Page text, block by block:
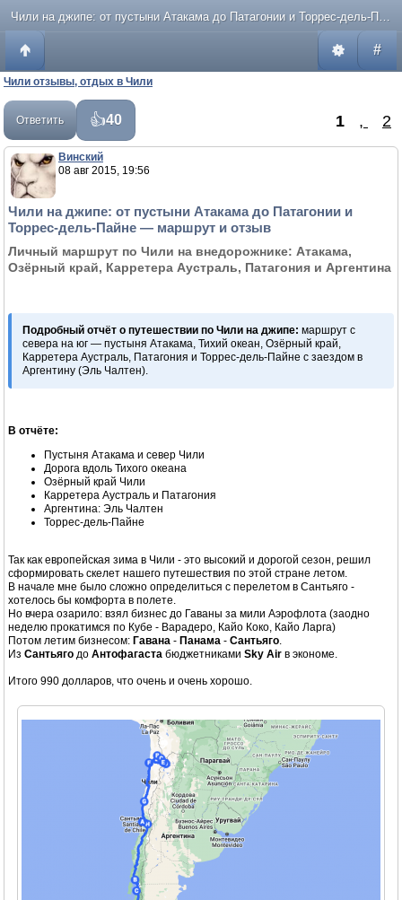
Чили на джипе: от пустыни Атакама до Патагонии и Торрес-дель-Пайне — маршрут и отзыв
#
Чили отзывы, отдых в Чили
Ответить 40 1 , 2
Винский
08 авг 2015, 19:56
Чили на джипе: от пустыни Атакама до Патагонии и
Торрес-дель-Пайне — маршрут и отзыв
Личный маршрут по Чили на внедорожнике: Атакама,
Озёрный край, Карретера Аустраль, Патагония и Аргентина
Подробный отчёт о путешествии по Чили на джипе: маршрут с
севера на юг — пустыня Атакама, Тихий океан, Озёрный край,
Карретера Аустраль, Патагония и Торрес-дель-Пайне с заездом в
Аргентину (Эль Чалтен).
В отчёте:
Пустыня Атакама и север Чили
Дорога вдоль Тихого океана
Озёрный край Чили
Карретера Аустраль и Патагония
Аргентина: Эль Чалтен
Торрес-дель-Пайне
Так как европейская зима в Чили - это высокий и дорогой сезон, решил
сформировать скелет нашего путешествия по этой стране летом.
В начале мне было сложно определиться с перелетом в Сантьяго -
хотелось бы комфорта в полете.
Но вчера озарило: взял бизнес до Гаваны за мили Аэрофлота (заодно
неделю прокатимся по Кубе - Варадеро, Кайо Коко, Кайо Ларга)
Потом летим бизнесом: Гавана - Панама - Сантьяго.
Из Сантьяго до Антофагаста бюджетниками Sky Air в экономе.
Итого 990 долларов, что очень и очень хорошо.